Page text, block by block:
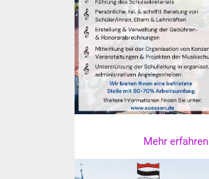
Ärzte
Pflege
ÖPNV
Mehr erfahren